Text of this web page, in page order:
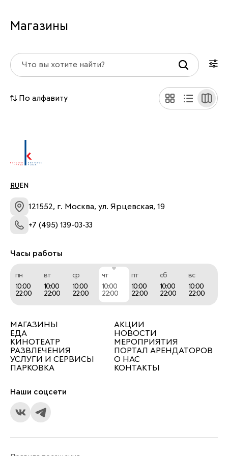
Магазины
По алфавиту
RU EN
121552, г. Москва, ул. Ярцевская, 19
+7 (495) 139-03-33
Часы работы
пн
10:00
22:00
вт
10:00
22:00
ср
10:00
22:00
чт
10:00
22:00
пт
10:00
22:00
сб
10:00
22:00
вс
10:00
22:00
МАГАЗИНЫ
ЕДА
КИНОТЕАТР
РАЗВЛЕЧЕНИЯ
УСЛУГИ И СЕРВИСЫ
ПАРКОВКА
АКЦИИ
НОВОСТИ
МЕРОПРИЯТИЯ
ПОРТАЛ АРЕНДАТОРОВ
О НАС
КОНТАКТЫ
Наши соцсети